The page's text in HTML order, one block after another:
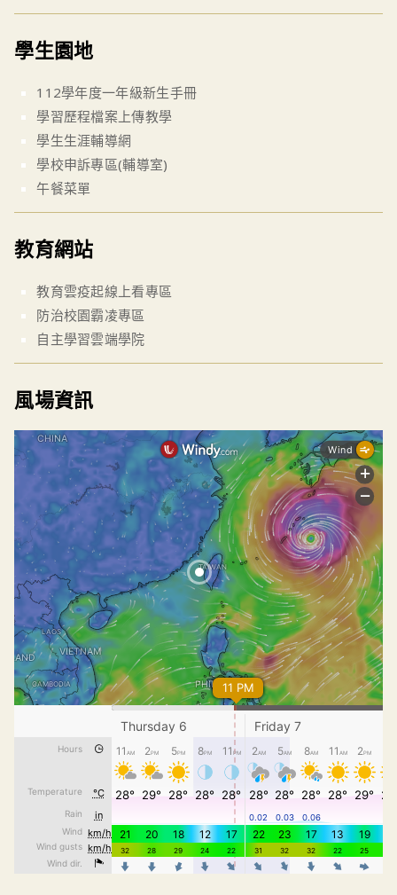
學生園地
112學年度一年級新生手冊
學習歷程檔案上傳教學
學生生涯輔導網
學校申訴專區(輔導室)
午餐菜單
教育網站
教育雲疫起線上看專區
防治校園霸凌專區
自主學習雲端學院
風場資訊